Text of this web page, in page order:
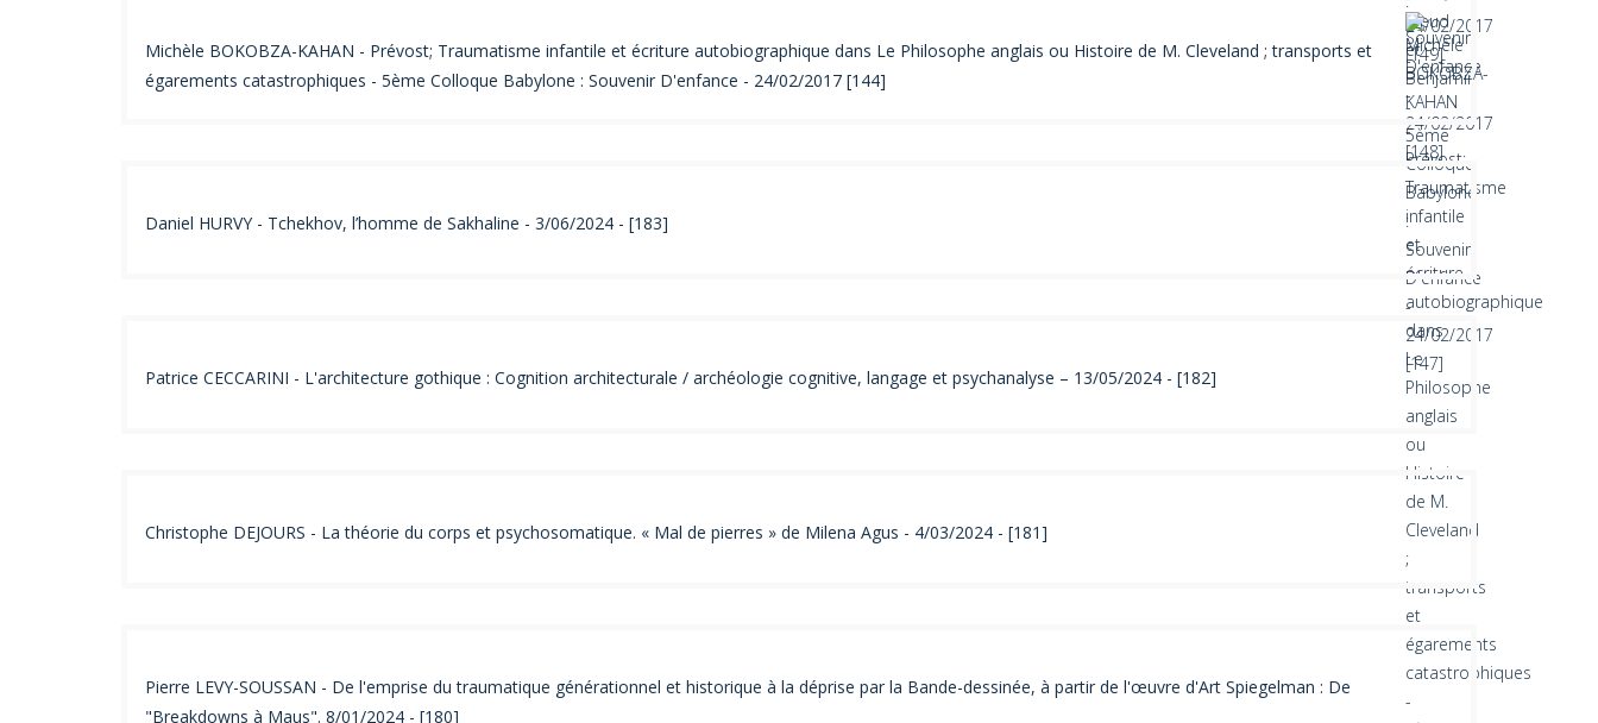
Michèle BOKOBZA-KAHAN - Prévost; Traumatisme infantile et écriture autobiographique dans Le Philosophe anglais ou Histoire de M. Cleveland ; transports et
égarements catastrophiques - 5ème Colloque Babylone : Souvenir D'enfance - 24/02/2017 [144]
Daniel HURVY - Tchekhov, l’homme de Sakhaline - 3/06/2024 - [183]
Patrice CECCARINI - L'architecture gothique : Cognition architecturale / archéologie cognitive, langage et psychanalyse – 13/05/2024 - [182]
Christophe DEJOURS - La théorie du corps et psychosomatique. « Mal de pierres » de Milena Agus - 4/03/2024 - [181]
Pierre LEVY-SOUSSAN - De l'emprise du traumatique générationnel et historique à la déprise par la Bande-dessinée, à partir de l'œuvre d'Art Spiegelman : De
"Breakdowns à Maus". 8/01/2024 - [180]